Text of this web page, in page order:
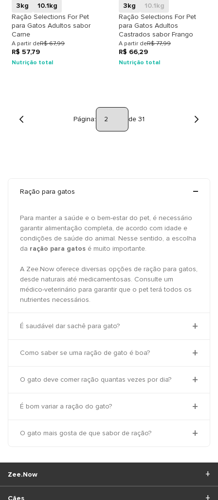
3kg
10.1kg
Ração Selections For Pet
para Gatos Adultos sabor
Carne
A partir deR$ 67,99
R$ 57,79
Nutrição total
3kg
10.1kg
Ração Selections For Pet
para Gatos Adultos
Castrados sabor Frango
A partir deR$ 77,99
R$ 66,29
Nutrição total
Página: de 31
Ração para gatos
Para manter a saúde e o bem-estar do pet, é necessário
garantir alimentação completa, de acordo com idade e
condições de saúde do animal. Nesse sentido, a escolha
da ração para gatos é muito importante.
A Zee.Now oferece diversas opções de ração para gatos,
desde naturais até medicamentosas. Consulte um
médico-veterinário para garantir que o pet terá todos os
nutrientes necessários.
É saudável dar sachê para gato?
Como saber se uma ração de gato é boa?
O gato deve comer ração quantas vezes por dia?
É bom variar a ração do gato?
O gato mais gosta de que sabor de ração?
Cães
Zee.Now